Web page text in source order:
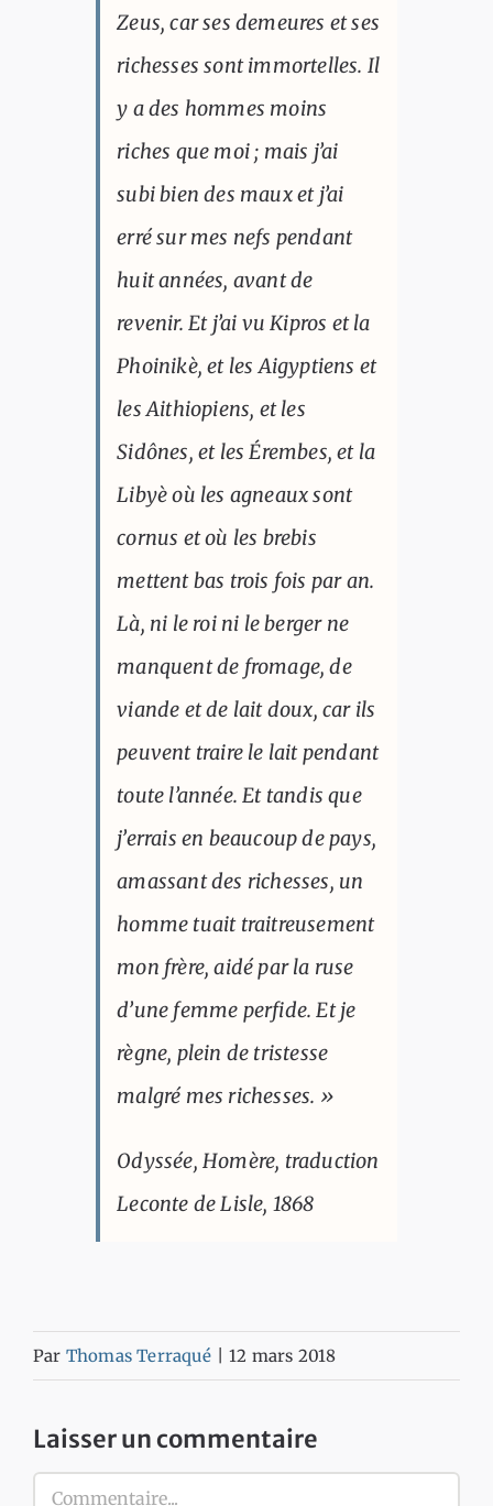
Zeus, car ses demeures et ses
richesses sont immortelles. Il
y a des hommes moins
riches que moi ; mais j’ai
subi bien des maux et j’ai
erré sur mes nefs pendant
huit années, avant de
revenir. Et j’ai vu Kipros et la
Phoinikè, et les Aigyptiens et
les Aithiopiens, et les
Sidônes, et les Érembes, et la
Libyè où les agneaux sont
cornus et où les brebis
mettent bas trois fois par an.
Là, ni le roi ni le berger ne
manquent de fromage, de
viande et de lait doux, car ils
peuvent traire le lait pendant
toute l’année. Et tandis que
j’errais en beaucoup de pays,
amassant des richesses, un
homme tuait traitreusement
mon frère, aidé par la ruse
d’une femme perfide. Et je
règne, plein de tristesse
malgré mes richesses. »
Odyssée, Homère, traduction
Leconte de Lisle, 1868
Par Thomas Terraqué 12 mars 2018
Laisser un commentaire
Commentaire